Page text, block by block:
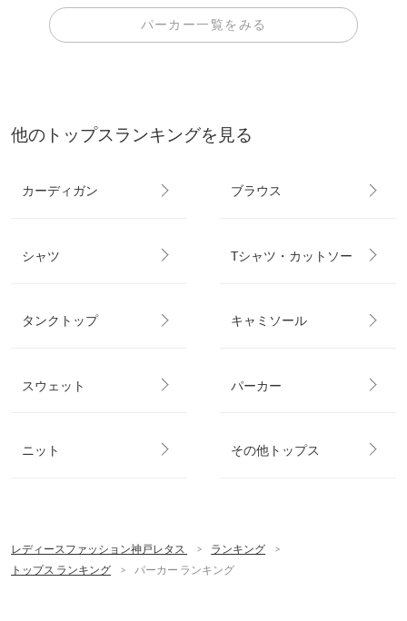
パーカー一覧をみる
他のトップスランキングを見る
カーディガン ブラウス
シャツ Tシャツ・カットソー
タンクトップ キャミソール
スウェット パーカー
ニット その他トップス
レディースファッション神戸レタス
ランキング
トップス ランキング
パーカー ランキング